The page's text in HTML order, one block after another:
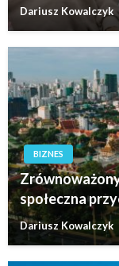
Dariusz Kowalczyk
BIZNES
społeczna
Dariusz Kowalczyk